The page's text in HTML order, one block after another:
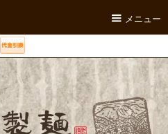
メニュー